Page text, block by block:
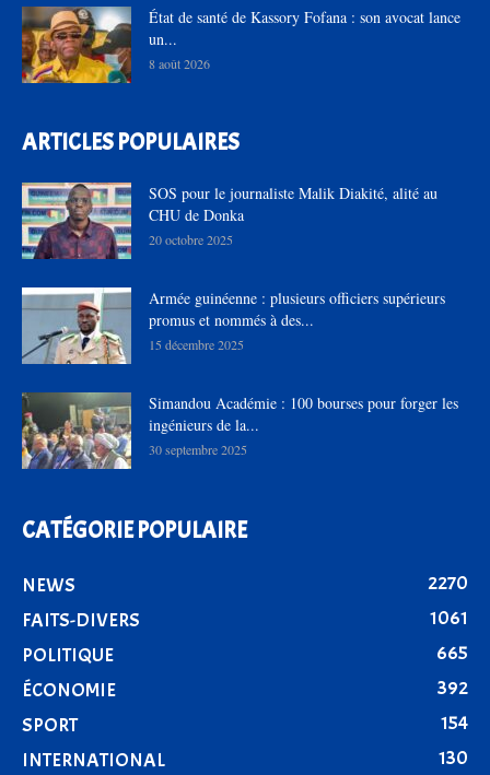
État de santé de Kassory Fofana : son avocat lance
un...
8 août 2026
ARTICLES POPULAIRES
SOS pour le journaliste Malik Diakité, alité au
CHU de Donka
20 octobre 2025
Armée guinéenne : plusieurs officiers supérieurs
promus et nommés à des...
15 décembre 2025
Simandou Académie : 100 bourses pour forger les
ingénieurs de la...
30 septembre 2025
CATÉGORIE POPULAIRE
NEWS
2270
FAITS-DIVERS
1061
POLITIQUE
665
ÉCONOMIE
392
SPORT
154
INTERNATIONAL
130